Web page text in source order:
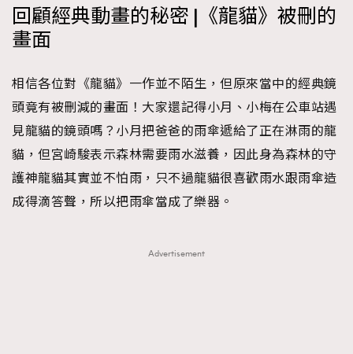
回顧經典動畫的秘密 |《龍貓》被刪的
畫面
相信各位對《龍貓》一作並不陌生，但原來當中的經典鏡
頭竟有被刪減的畫面！大家還記得小月、小梅在公車站遇
見龍貓的鏡頭嗎？小月把爸爸的雨傘遞給了正在淋雨的龍
貓，但宮崎駿表示森林需要雨水滋養，因此身為森林的守
護神龍貓其實並不怕雨，只不過龍貓很喜歡雨水跟雨傘造
成得滴答聲，所以把雨傘當成了樂器。
Advertisement